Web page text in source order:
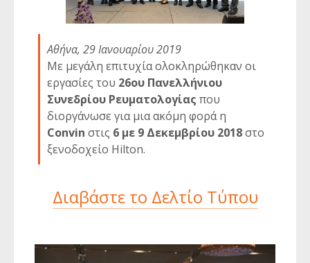
Αθήνα, 29 Ιανουαρίου 2019
Με μεγάλη επιτυχία ολοκληρώθηκαν οι
εργασίες του 26ου Πανελλήνιου
Συνεδρίου Ρευματολογίας που
διοργάνωσε για μια ακόμη φορά η
Convin στις 6 με 9 Δεκεμβρίου 2018στο
ξενοδοχείο Hilton.
Διαβάστε το Δελτίο Τύπου